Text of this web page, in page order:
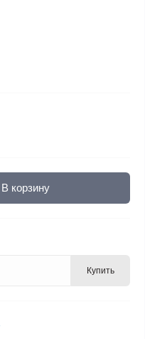
В корзину
Купить